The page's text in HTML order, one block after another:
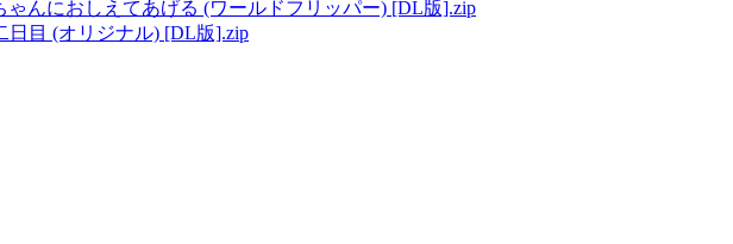
んにおしえてあげる (ワールドフリッパー) [DL版].zip
日目 (オリジナル) [DL版].zip